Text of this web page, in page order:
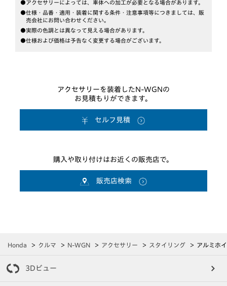
●アクセサリーによっては、車体への加工が必要となる場合があります。
●仕様・品番・適用・装着に関する条件・注意事項等につきましては、販
売会社にお問い合わせください。
●実際の色調とは異なって見える場合があります。
●仕様および価格は予告なく変更する場合がございます。
アクセサリーを装着したN-WGNの
お見積もりができます。
セルフ見積
購入や取り付けはお近くの販売店で。
販売店検索
Honda クルマ N-WGN アクセサリー スタイリング アルミホ
3Dビュー